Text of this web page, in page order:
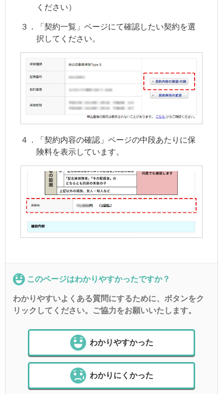
ください）
３．「契約一覧」ページにて確認したい契約を選
択してください。
４．「契約内容の確認」ページの中段あたりに保
険料を表示しています。
このページはわかりやすかったですか？
わかりやすいよくある質問にするために、ボタンをク
リックしてください。ご協力をお願いいたします。
わかりやすかった
わかりにくかった